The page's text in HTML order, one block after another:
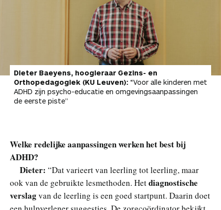
Dieter Baeyens, hoogleraar Gezins- en
Orthopedagogiek (KU Leuven): “Voor alle kinderen met
ADHD zijn psycho-educatie en omgevingsaanpassingen
de eerste piste”
Welke redelijke aanpassingen werken het best bij
ADHD?
Dieter: “Dat varieert van leerling tot leerling, maar
ook van de gebruikte lesmethoden. Hetdiagnostische
verslagvan de leerling is een goed startpunt. Daarin doet